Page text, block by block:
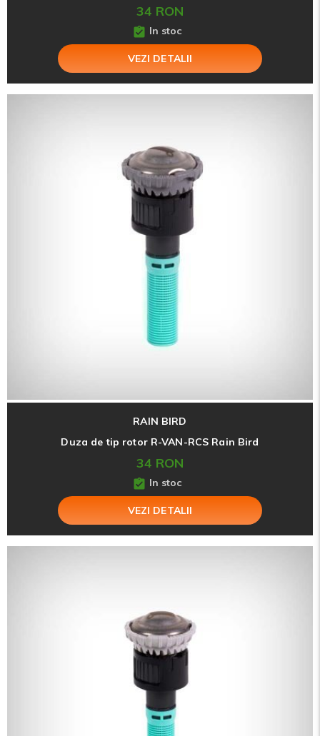
34 RON
In stoc
VEZI DETALII
RAIN BIRD
Duza de tip rotor R-VAN-RCS Rain Bird
34 RON
In stoc
VEZI DETALII